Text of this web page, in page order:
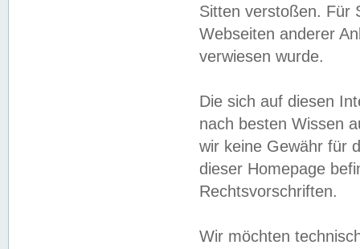
Sitten verstoßen. Für
Webseiten anderer
verwiesen wurde.
Die sich auf diesen
nach besten Wissen
wir keine Gewähr für
dieser Homepage
Rechtsvorschriften.
Wir möchten